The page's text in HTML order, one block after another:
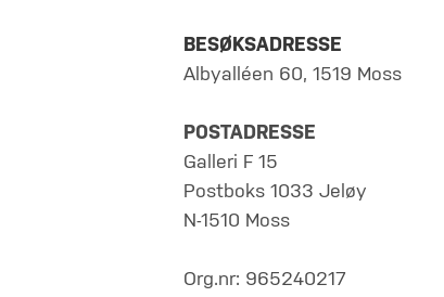
BESØKSADRESSE
Albyalléen 60, 1519 Moss
POSTADRESSE
Galleri F 15
Postboks 1033 Jeløy
N-1510 Moss
Org.nr: 965240217